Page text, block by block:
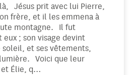
Jésus prit avec lui Pierre,
frère, et il les emmena à
montagne. Il fut
; son visage devint
et ses vêtements,
Voici que leur
et Élie, q…